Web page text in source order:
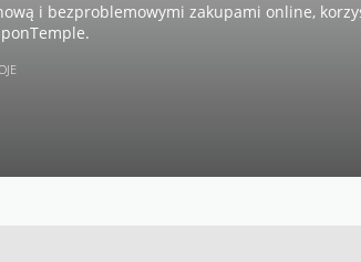
i bezproblemowymi zakupami online,